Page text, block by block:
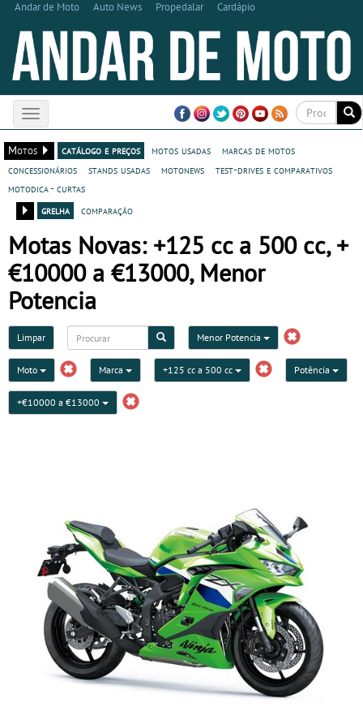
Andar de Moto Auto News Propedalar Cardápio
Toggle
navigation
Motos
catálogo e preços motos usadas
marcas de motos
concessionários
stands usadas motonews
test-drives e comparativos
motodica - curtas
grelha
comparação
Motas Novas: +125 cc a 500 cc, +
€10000 a €13000, Menor
Potencia
Limpar Menor Potencia
Moto Marca +125 cc a 500 cc Potência
+€10000 a €13000